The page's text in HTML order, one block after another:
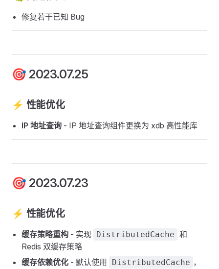
修复若干已知 Bug
🎯 2023.07.25
⚡ 性能优化
IP 地址查询 - IP 地址查询组件更换为 xdb 高性能库
🎯 2023.07.23
⚡ 性能优化
缓存策略重构 - 实现 DistributedCache 和
Redis 双缓存策略
缓存依赖优化 - 默认使用 DistributedCache ，